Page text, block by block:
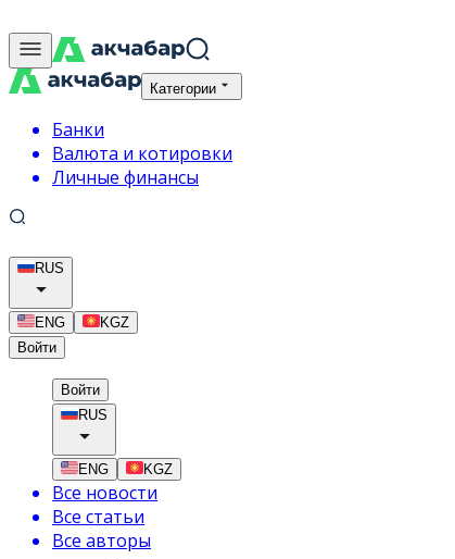
Категории
Банки
Валюта и котировки
Личные финансы
RUS
ENG
KGZ
Войти
Войти
RUS
ENG KGZ
Все новости
Все статьи
Все авторы